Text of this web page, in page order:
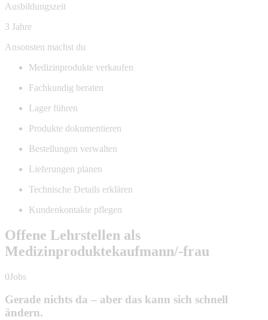
Ausbildungszeit
3 Jahre
Ansonsten machst du
Medizinprodukte verkaufen
Fachkundig beraten
Lager führen
Produkte dokumentieren
Bestellungen verwalten
Lieferungen planen
Technische Details erklären
Kundenkontakte pflegen
Offene Lehrstellen als
Medizinproduktekaufmann/-frau
0Jobs
Gerade nichts da – aber das kann sich schnell
ändern.